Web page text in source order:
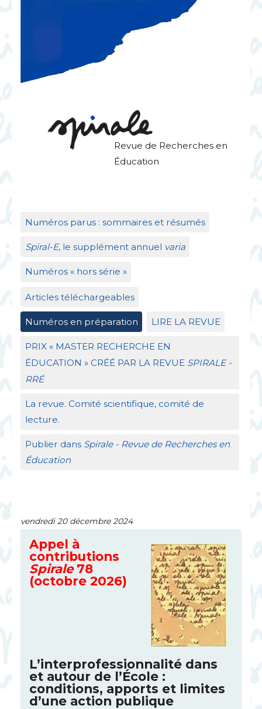
Revue de Recherches en
Éducation
Numéros parus : sommaires et résumés
Spiral-E, le supplément annuel varia
Numéros « hors série »
Articles téléchargeables
Numéros en préparation LIRE LA REVUE
PRIX« MASTER RECHERCHE EN
ÉDUCATION » CRÉÉ PAR LA REVUE SPIRALE-
RRÉ
La revue. Comité scientifique, comité de
lecture.
Publier dans Spirale - Revue de Recherches en
Éducation
vendredi 20 décembre 2024
Appel à
contributions
Spirale78
(octobre 2026)
L’interprofessionnalité dans
et autour de l’École :
conditions, apports et limites
d’une action publique